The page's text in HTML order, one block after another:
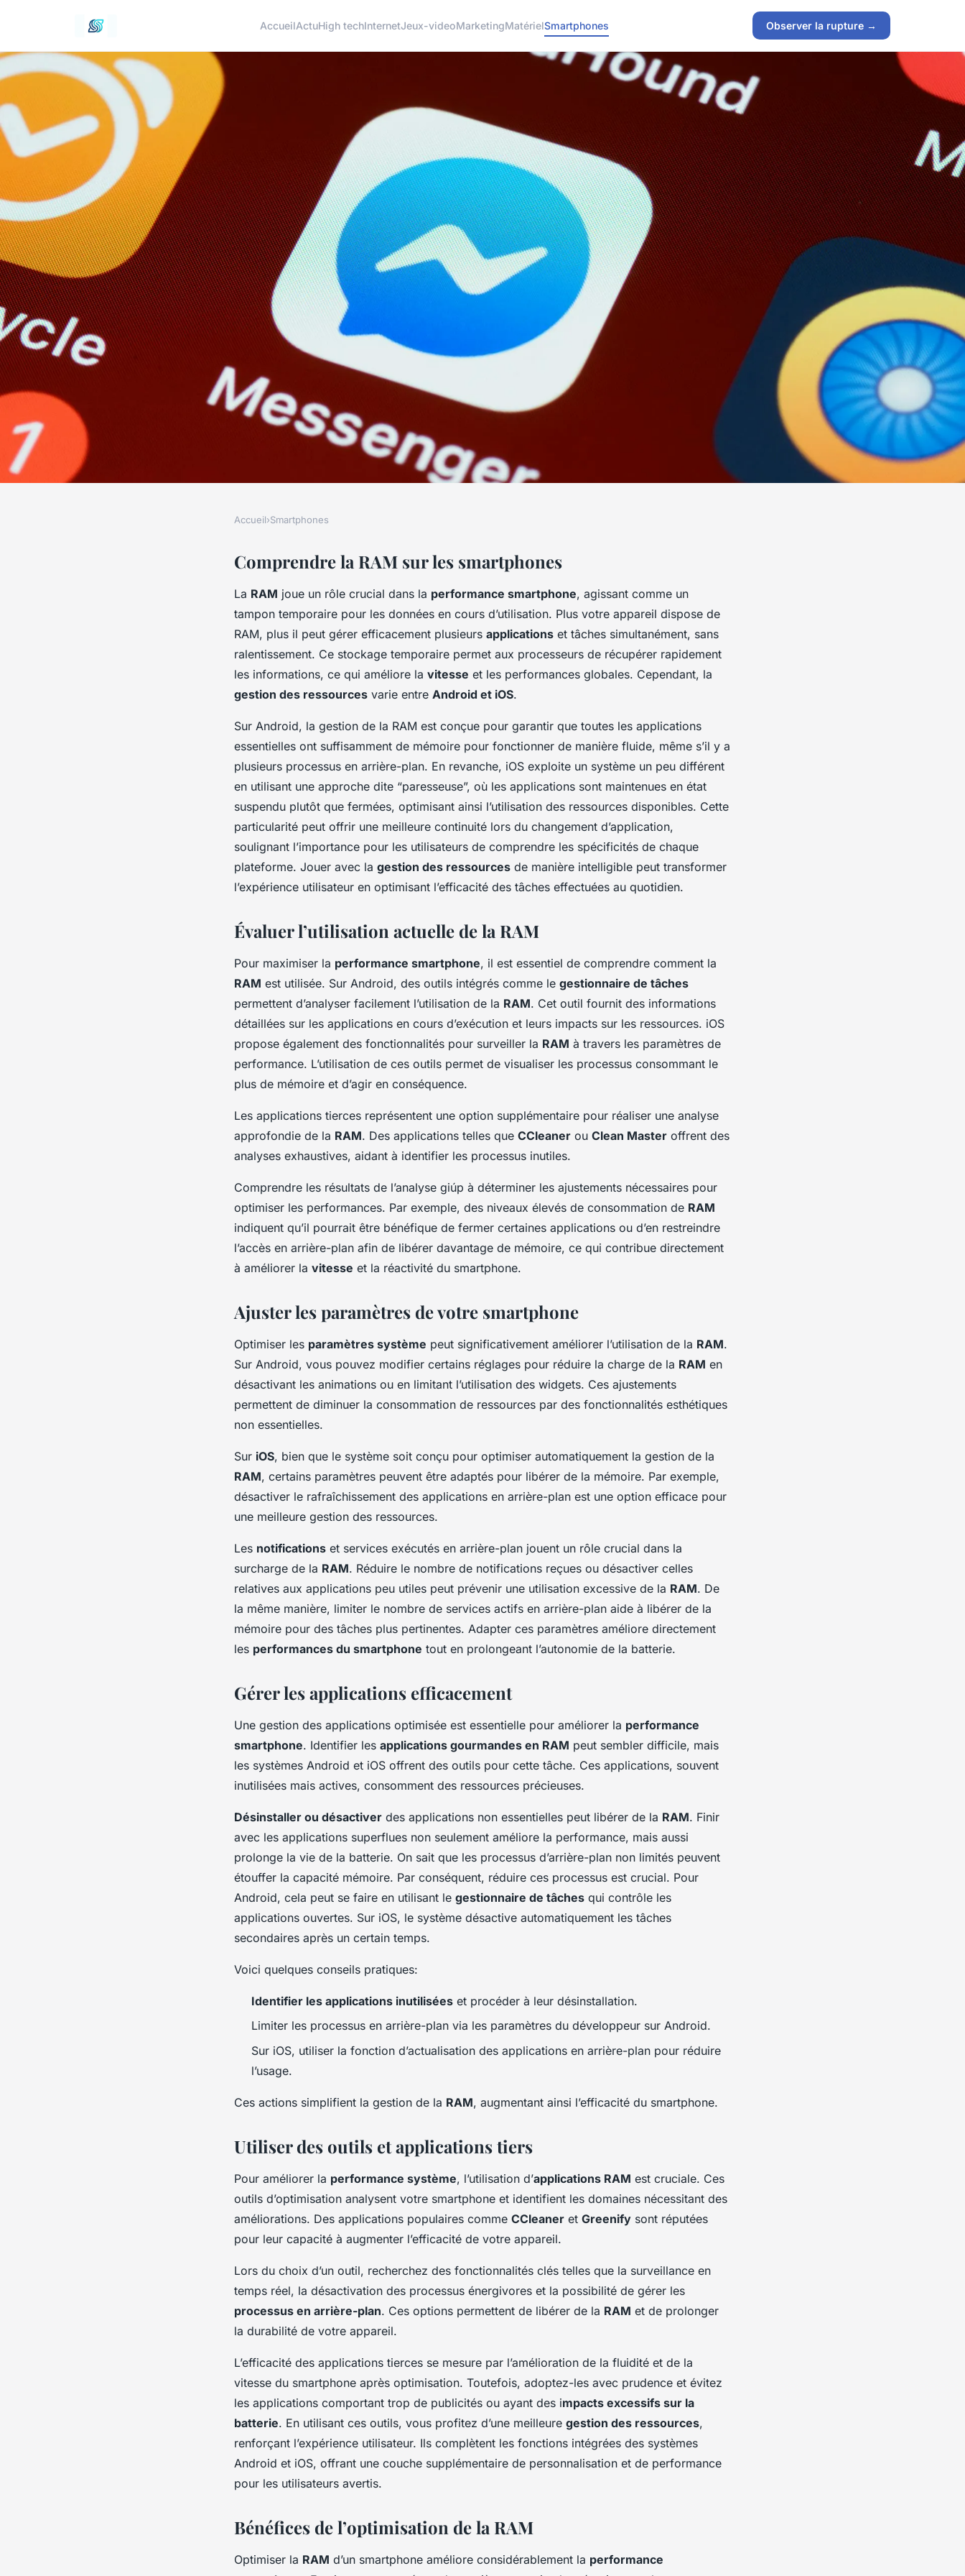
AccueilActuHigh techInternetJeux-videoMarketingMatérielSmartphones Observer la rupture →
Comment optimaliser l'utilisation de
la RAM sur votre smartphone ?
Accueil›Smartphones
Comprendre la RAM sur les smartphones
La RAM joue un rôle crucial dans la performance smartphone, agissant comme un
tampon temporaire pour les données en cours d’utilisation. Plus votre appareil dispose de
RAM, plus il peut gérer efficacement plusieurs applications et tâches simultanément, sans
ralentissement. Ce stockage temporaire permet aux processeurs de récupérer rapidement
les informations, ce qui améliore la vitesse et les performances globales. Cependant, la
gestion des ressources varie entre Android et iOS.
Sur Android, la gestion de la RAM est conçue pour garantir que toutes les applications
essentielles ont suffisamment de mémoire pour fonctionner de manière fluide, même s’il y a
plusieurs processus en arrière-plan. En revanche, iOS exploite un système un peu différent
en utilisant une approche dite “paresseuse”, où les applications sont maintenues en état
suspendu plutôt que fermées, optimisant ainsi l’utilisation des ressources disponibles. Cette
particularité peut offrir une meilleure continuité lors du changement d’application,
soulignant l’importance pour les utilisateurs de comprendre les spécificités de chaque
plateforme. Jouer avec la gestion des ressources de manière intelligible peut transformer
l’expérience utilisateur en optimisant l’efficacité des tâches effectuées au quotidien.
Évaluer l’utilisation actuelle de la RAM
Pour maximiser la performance smartphone, il est essentiel de comprendre comment la
RAM est utilisée. Sur Android, des outils intégrés comme le gestionnaire de tâches
permettent d’analyser facilement l’utilisation de la RAM. Cet outil fournit des informations
détaillées sur les applications en cours d’exécution et leurs impacts sur les ressources. iOS
propose également des fonctionnalités pour surveiller la RAM à travers les paramètres de
performance. L’utilisation de ces outils permet de visualiser les processus consommant le
plus de mémoire et d’agir en conséquence.
Les applications tierces représentent une option supplémentaire pour réaliser une analyse
approfondie de la RAM. Des applications telles que CCleaner ou Clean Master offrent des
analyses exhaustives, aidant à identifier les processus inutiles.
Comprendre les résultats de l’analyse giúp à déterminer les ajustements nécessaires pour
optimiser les performances. Par exemple, des niveaux élevés de consommation de RAM
indiquent qu’il pourrait être bénéfique de fermer certaines applications ou d’en restreindre
l’accès en arrière-plan afin de libérer davantage de mémoire, ce qui contribue directement
à améliorer la vitesse et la réactivité du smartphone.
Ajuster les paramètres de votre smartphone
Optimiser les paramètres système peut significativement améliorer l’utilisation de la RAM.
Sur Android, vous pouvez modifier certains réglages pour réduire la charge de la RAM en
désactivant les animations ou en limitant l’utilisation des widgets. Ces ajustements
permettent de diminuer la consommation de ressources par des fonctionnalités esthétiques
non essentielles.
Sur iOS, bien que le système soit conçu pour optimiser automatiquement la gestion de la
RAM, certains paramètres peuvent être adaptés pour libérer de la mémoire. Par exemple,
désactiver le rafraîchissement des applications en arrière-plan est une option efficace pour
une meilleure gestion des ressources.
Les notifications et services exécutés en arrière-plan jouent un rôle crucial dans la
surcharge de la RAM. Réduire le nombre de notifications reçues ou désactiver celles
relatives aux applications peu utiles peut prévenir une utilisation excessive de la RAM. De
la même manière, limiter le nombre de services actifs en arrière-plan aide à libérer de la
mémoire pour des tâches plus pertinentes. Adapter ces paramètres améliore directement
les performances du smartphone tout en prolongeant l’autonomie de la batterie.
Gérer les applications efficacement
Une gestion des applications optimisée est essentielle pour améliorer la performance
smartphone. Identifier les applications gourmandes en RAM peut sembler difficile, mais
les systèmes Android et iOS offrent des outils pour cette tâche. Ces applications, souvent
inutilisées mais actives, consomment des ressources précieuses.
Désinstaller ou désactiver des applications non essentielles peut libérer de la RAM. Finir
avec les applications superflues non seulement améliore la performance, mais aussi
prolonge la vie de la batterie. On sait que les processus d’arrière-plan non limités peuvent
étouffer la capacité mémoire. Par conséquent, réduire ces processus est crucial. Pour
Android, cela peut se faire en utilisant le gestionnaire de tâches qui contrôle les
applications ouvertes. Sur iOS, le système désactive automatiquement les tâches
secondaires après un certain temps.
Voici quelques conseils pratiques:
Identifier les applications inutilisées et procéder à leur désinstallation.
Limiter les processus en arrière-plan via les paramètres du développeur sur Android.
Sur iOS, utiliser la fonction d’actualisation des applications en arrière-plan pour réduire
l’usage.
Ces actions simplifient la gestion de la RAM, augmentant ainsi l’efficacité du smartphone.
Utiliser des outils et applications tiers
Pour améliorer la performance système, l’utilisation d’applications RAM est cruciale. Ces
outils d’optimisation analysent votre smartphone et identifient les domaines nécessitant des
améliorations. Des applications populaires comme CCleaner et Greenify sont réputées
pour leur capacité à augmenter l’efficacité de votre appareil.
Lors du choix d’un outil, recherchez des fonctionnalités clés telles que la surveillance en
temps réel, la désactivation des processus énergivores et la possibilité de gérer les
processus en arrière-plan. Ces options permettent de libérer de la RAM et de prolonger
la durabilité de votre appareil.
L’efficacité des applications tierces se mesure par l’amélioration de la fluidité et de la
vitesse du smartphone après optimisation. Toutefois, adoptez-les avec prudence et évitez
les applications comportant trop de publicités ou ayant des impacts excessifs sur la
batterie. En utilisant ces outils, vous profitez d’une meilleure gestion des ressources,
renforçant l’expérience utilisateur. Ils complètent les fonctions intégrées des systèmes
Android et iOS, offrant une couche supplémentaire de personnalisation et de performance
pour les utilisateurs avertis.
Bénéfices de l’optimisation de la RAM
Optimiser la RAM d’un smartphone améliore considérablement la performance